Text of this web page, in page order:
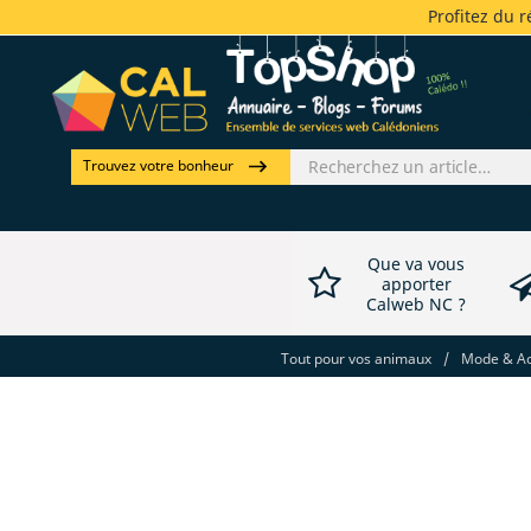
Profitez du
Trouvez votre bonheur
Que va vous
apporter
Calweb NC ?
Tout pour vos animaux / Mode &